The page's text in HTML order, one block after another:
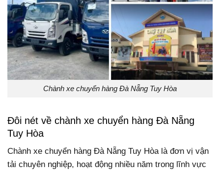
Chành xe chuyển hàng Đà Nẵng Tuy Hòa
Đôi nét về chành xe chuyển hàng Đà Nẵng
Tuy Hòa
Chành xe chuyển hàng Đà Nẵng Tuy Hòa là đơn vị vận
tải chuyên nghiệp, hoạt động nhiều năm trong lĩnh vực